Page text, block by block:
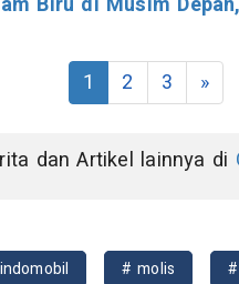
1 2 3 »
dan Artikel lainnya di
# molis